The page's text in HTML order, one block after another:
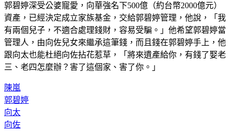
郭碧婷深受公婆寵愛，向華強名下500億（約台幣2000億元）
資產，已經決定成立家族基金，交給郭碧婷管理，他說，「我
有兩個兒子，不適合處理錢財，容易受騙。」他希望郭碧婷當
管理人，由向佐兒女來繼承這筆錢，而且錢在郭碧婷手上，他
跟向太也能杜絕向佐拈花惹草，「將來遺產給你，有錢了娶老
三、老四怎麼辦？害了這個家、害了你。」
陳嵐
郭碧婷
向太
向佐